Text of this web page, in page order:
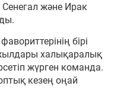
және Ирак
бірі
халықаралық
жүрген команда.
кезең оңай